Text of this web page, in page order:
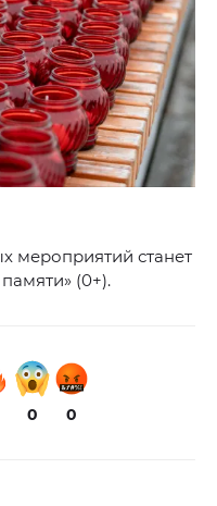
мероприятий станет
(0+).
0 0